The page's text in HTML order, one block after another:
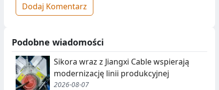
Dodaj Komentarz
Podobne wiadomości
Sikora wraz z Jiangxi Cable wspierają
modernizację linii produkcyjnej
2026-08-07